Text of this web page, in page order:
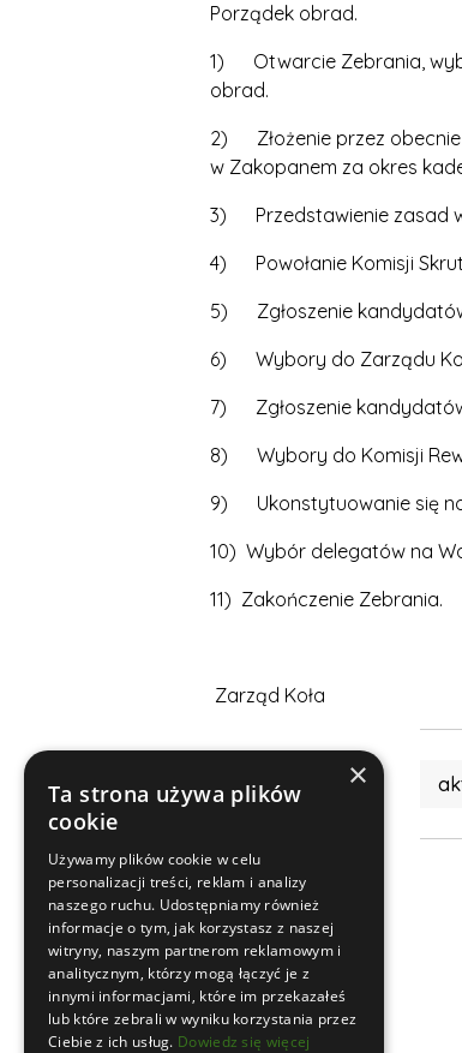
Porządek obrad.
1) Otwarcie Zebrania,
obrad.
2) Złożenie przez obecnie
w Zakopanem za okres
3) Przedstawienie zasad
4) Powołanie Komisji
5) Zgłoszenie
6) Wybory do Zarządu
7) Zgłoszenie kandydatów
8) Wybory do Komisji
9) Ukonstytuowanie się
10) Wybór delegatów na
11) Zakończenie Zebrania.
Zarząd Koła
×
Ta strona używa plików
cookie
Używamy plików cookie w celu
personalizacji treści, reklam i analizy
naszego ruchu. Udostępniamy również
informacje o tym, jak korzystasz z naszej
witryny, naszym partnerom reklamowym i
analitycznym, którzy mogą łączyć je z
innymi informacjami, które im przekazałeś
lub które zebrali w wyniku korzystania przez
Ciebie z ich usług. Dowiedz się więcej